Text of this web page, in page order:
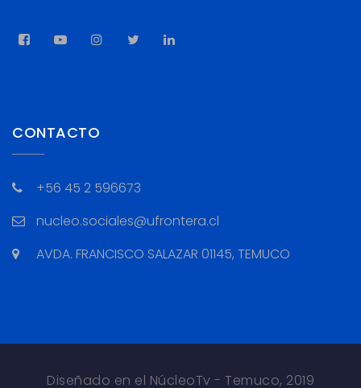
CONTACTO
+56 45 2 596673
nucleo.sociales@ufrontera.cl
AVDA. FRANCISCO SALAZAR 01145, TEMUCO
Diseñado en el NúcleoTv - Temuco, 2019